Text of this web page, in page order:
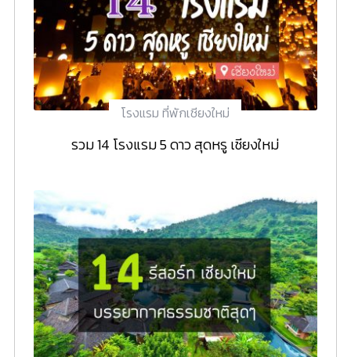
โรงแรม ที่พักเชียงใหม่
รวม 14 โรงแรม 5 ดาว สุดหรู เชียงใหม่